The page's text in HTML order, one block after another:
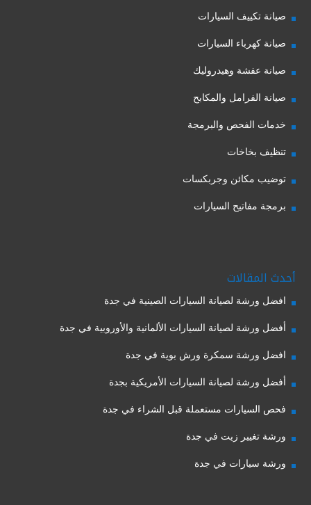
صيانة تكييف السيارات
صيانة كهرباء السيارات
صيانة عفشة وهيدروليك
صيانة الفرامل والمكابح
خدمات الفحص والبرمجة
تنظيف بخاخات
توضيب مكائن وجربكسات
برمجة مفاتيح السيارات
أحدث المقالات
افضل ورشة لصيانة السيارات الصينية في جدة
أفضل ورشة لصيانة السيارات الألمانية والأوروبية في جدة
افضل ورشة سمكرة ورش بوية في جدة
أفضل ورشة لصيانة السيارات الأمريكية بجدة
فحص السيارات مستعملة قبل الشراء في جدة
ورشة تغيير زيت في جدة
ورشة سيارات في جدة